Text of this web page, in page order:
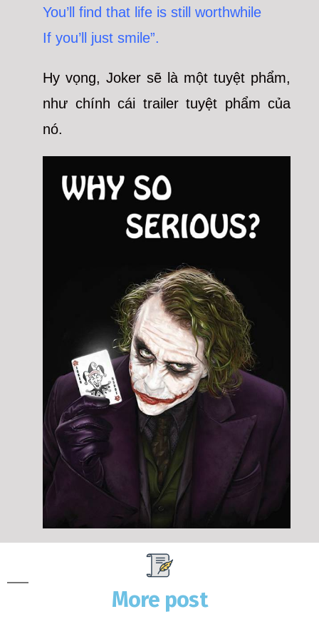
You’ll find that life is still worthwhile
If you’ll just smile”.
Hy vọng, Joker sẽ là một tuyệt phẩm,
như chính cái trailer tuyệt phẩm của
nó.
More post